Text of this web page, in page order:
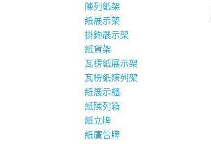
陳列紙架
紙展示架
掛鉤展示架
紙貨架
瓦楞紙展示架
瓦楞紙陳列架
紙展示櫃
紙陳列箱
紙立牌
紙廣告牌